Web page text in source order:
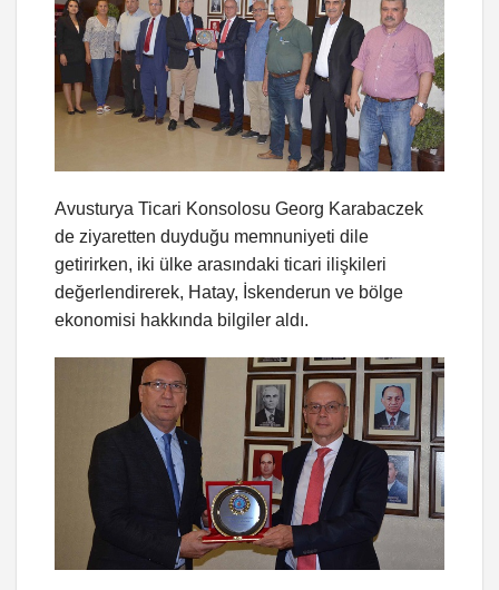
Avusturya Ticari Konsolosu Georg Karabaczek
de ziyaretten duyduğu memnuniyeti dile
getirirken, iki ülke arasındaki ticari ilişkileri
değerlendirerek, Hatay, İskenderun ve bölge
ekonomisi hakkında bilgiler aldı.